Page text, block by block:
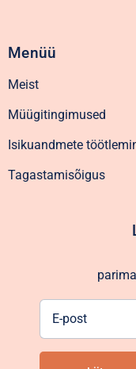
Menüü
Meist
Müügitingimused
Isikuandmete
Tagastamisõigus